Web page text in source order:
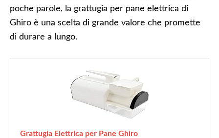
poche parole, la grattugia per pane elettrica di
Ghiro è una scelta di grande valore che promette
di durare a lungo.
Grattugia Elettrica per Pane Ghiro